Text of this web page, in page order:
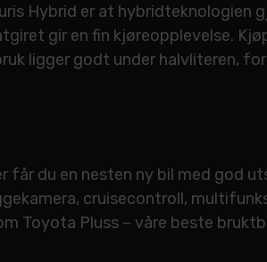
Hybrid er at hybridteknologien
gir en fin kjøreopplevelse.
ligger godt under halvliteren,
får du en nesten ny bil med god
cruisecontroll,
Toyota Pluss – våre beste